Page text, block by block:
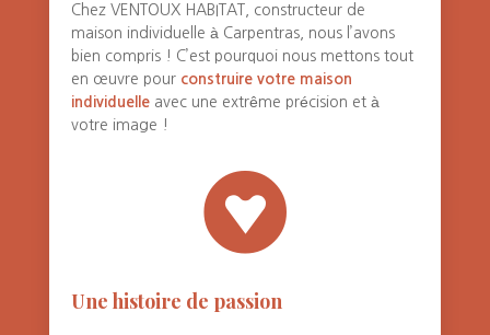
Chez VENTOUX HABITAT, constructeur de
maison individuelle à Carpentras, nous l’avons
bien compris ! C’est pourquoi nous mettons tout
en œuvre pour construire votre maison
individuelleavec une extrême précision et à
votre image !

Une histoire de passion